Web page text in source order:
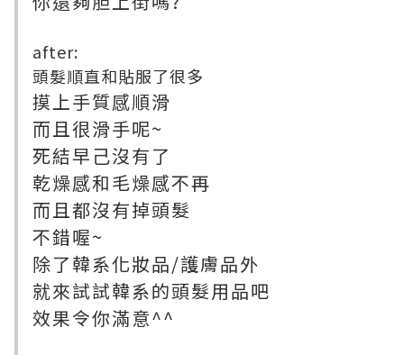
after:
頭髮順直和貼服了很多
摸上手質感順滑
而且很滑手呢~
死結早己沒有了
乾燥感和毛燥感不再
而且都沒有掉頭髮
不錯喔~
除了韓系化妝品/護膚品外
就來試試韓系的頭髮用品吧
效果令你滿意^^